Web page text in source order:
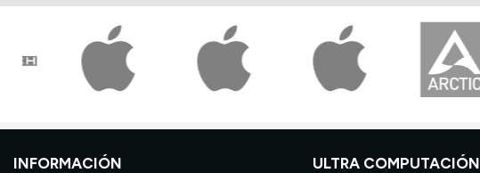
INFORMACIÓN ULTRA COMPUTACIÓN